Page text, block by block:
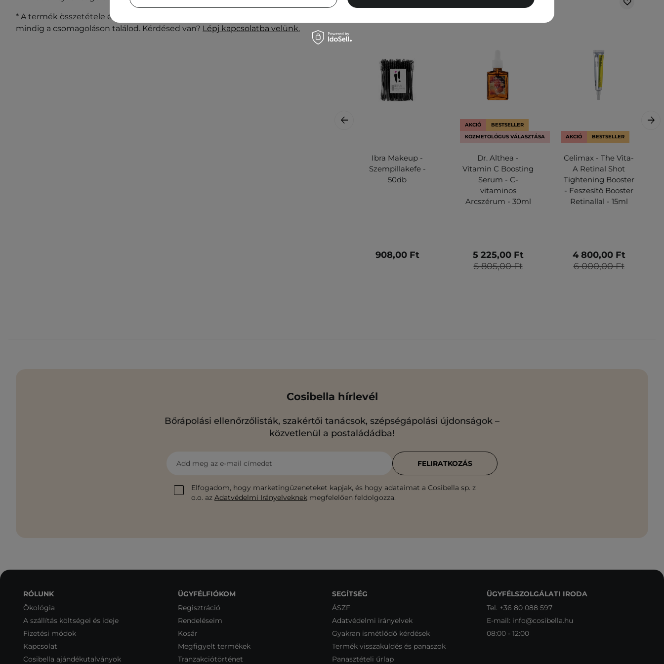
* A termék összetétele és csomagolása változhat. A legfrissebb információkat
mindig a csomagoláson találod. Kérdésed van? Lépj kapcsolatba velünk.
Ibra Makeup -
Szempillakefe -
50db
908,00 Ft
AKCIÓ
BESTSELLER
KOZMETOLÓGUS VÁLASZTÁSA
Dr. Althea -
Vitamin C Boosting
Serum - C-
vitaminos
Arcszérum - 30ml
5 805,00 Ft
5 225,00 Ft
AKCIÓ BESTSELLER
Celimax - The Vita-
A Retinal Shot
Tightening Booster
- Feszesítő Booster
Retinallal - 15ml
6 000,00 Ft
4 800,00 Ft
Cosibella hírlevél
Bőrápolási ellenőrzőlisták, szakértői tanácsok, szépségápolási újdonságok –
közvetlenül a postaládádba!
Add meg az e-mail címedet
Elfogadom, hogy marketingüzeneteket kapjak, és hogy adataimat a Cosibella sp. z
o.o. az Adatvédelmi Irányelveknek megfelelően feldolgozza.
FELIRATKOZÁS
RÓLUNK
Ökológia
A szállítás költségei és ideje
Fizetési módok
Kapcsolat
Cosibella ajándékutalványok
ÜGYFÉLFIÓKOM
Regisztráció
Rendeléseim
Kosár
Megfigyelt termékek
Tranzakciótörténet
SEGÍTSÉG
ÁSZF
Adatvédelmi irányelvek
Gyakran ismétlődő kérdések
Termék visszaküldés és panaszok
Panasztételi űrlap
ÜGYFÉLSZOLGÁLATI IRODA
Tel. +36 80 088 597
E-mail: info@cosibella.hu
08:00 - 12:00